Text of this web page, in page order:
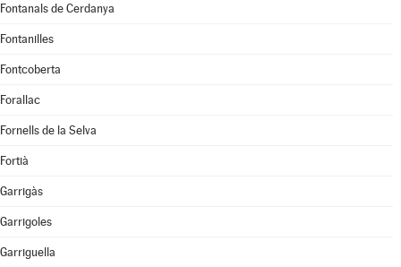
Fontanals de Cerdanya
Fontanilles
Fontcoberta
Forallac
Fornells de la Selva
Fortià
Garrigàs
Garrigoles
Garriguella